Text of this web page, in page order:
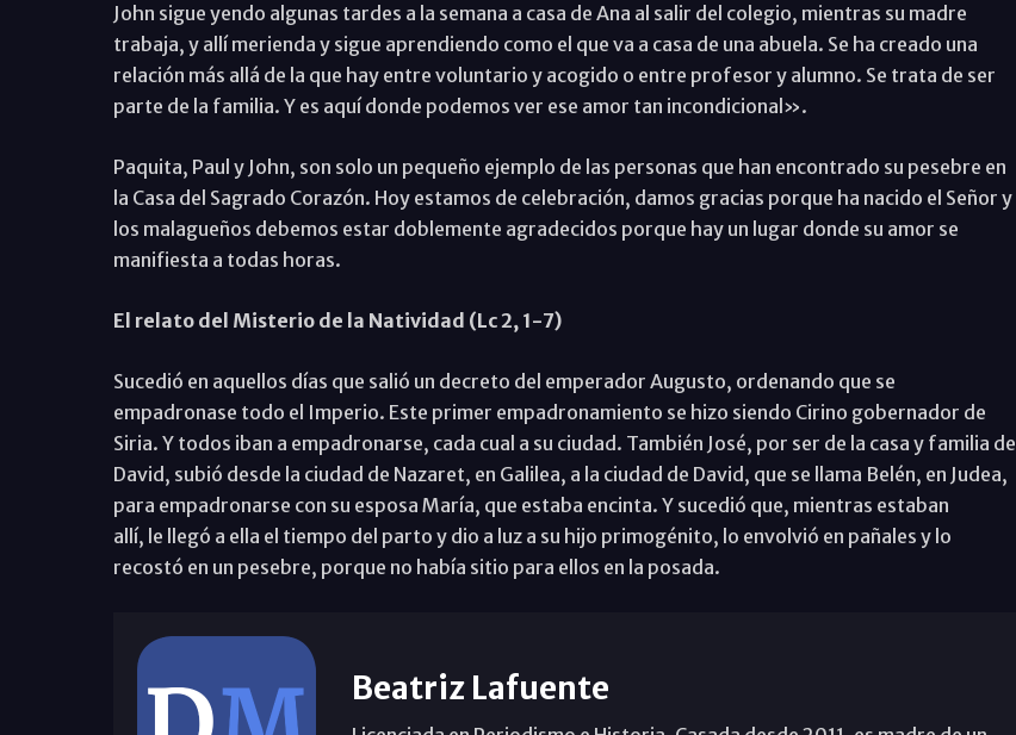
John sigue yendo algunas tardes a la semana a casa de Ana al salir del colegio, mientras su madre
trabaja, y allí merienda y sigue aprendiendo como el que va a casa de una abuela. Se ha creado una
relación más allá de la que hay entre voluntario y acogido o entre profesor y alumno. Se trata de ser
parte de la familia. Y es aquí donde podemos ver ese amor tan incondicional».
Paquita, Paul y John, son solo un pequeño ejemplo de las personas que han encontrado su pesebre en
la Casa del Sagrado Corazón. Hoy estamos de celebración, damos gracias porque ha nacido el Señor y
los malagueños debemos estar doblemente agradecidos porque hay un lugar donde su amor se
manifiesta a todas horas.
El relato del Misterio de la Natividad (Lc 2, 1-7)
Sucedió en aquellos días que salió un decreto del emperador Augusto, ordenando que se
empadronase todo el Imperio. Este primer empadronamiento se hizo siendo Cirino gobernador de
Siria. Y todos iban a empadronarse, cada cual a su ciudad. También José, por ser de la casa y familia de
David, subió desde la ciudad de Nazaret, en Galilea, a la ciudad de David, que se llama Belén, en Judea,
para empadronarse con su esposa María, que estaba encinta. Y sucedió que, mientras estaban
allí, le llegó a ella el tiempo del parto y dio a luz a su hijo primogénito, lo envolvió en pañales y lo
recostó en un pesebre, porque no había sitio para ellos en la posada.
Beatriz Lafuente